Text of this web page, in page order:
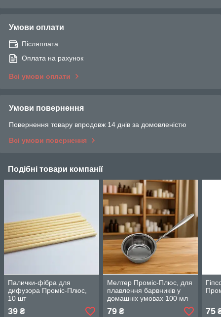
Умови оплати
Післяплата
Оплата на рахунок
Всі умови оплати
Умови повернення
Повернення товару впродовж 14 днів за домовленістю
Всі умови повернення
Подібні товари компанії
Палички-фібра для
дифузора Проміс-Плюс,
10 шт
39 ₴
Мелтер Проміс-Плюс, для
плавлення барвників у
домашніх умовах 100 мл
79₴ 75